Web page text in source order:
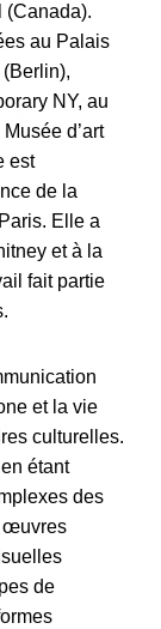
(Canada).
au Palais
NY, au
d’art
est
de la
Elle a
et à la
fait partie
et la vie
culturelles.
étant
des
œuvres
de